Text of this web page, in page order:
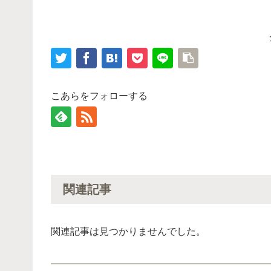
こあらをフォローする
関連記事
関連記事は見つかりませんでした。